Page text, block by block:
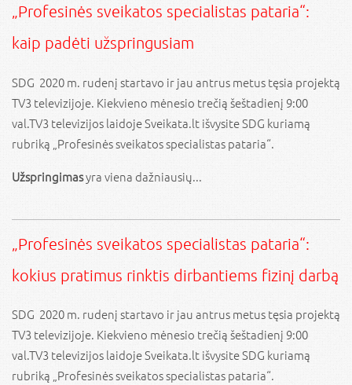
„Profesinės sveikatos specialistas pataria“:
kaip padėti užspringusiam
SDG 2020 m. rudenį startavo ir jau antrus metus tęsia projektą
TV3 televizijoje. Kiekvieno mėnesio trečią šeštadienį 9:00
val.TV3 televizijos laidoje Sveikata.lt išvysite SDG kuriamą
rubriką „Profesinės sveikatos specialistas pataria“.
Užspringimasyra viena dažniausių...
„Profesinės sveikatos specialistas pataria“:
kokius pratimus rinktis dirbantiems fizinį darbą
SDG 2020 m. rudenį startavo ir jau antrus metus tęsia projektą
TV3 televizijoje. Kiekvieno mėnesio trečią šeštadienį 9:00
val.TV3 televizijos laidoje Sveikata.lt išvysite SDG kuriamą
rubriką „Profesinės sveikatos specialistas pataria“.